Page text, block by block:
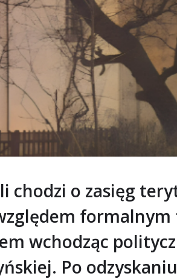
chodzi o zasięg
wchodząc
Po